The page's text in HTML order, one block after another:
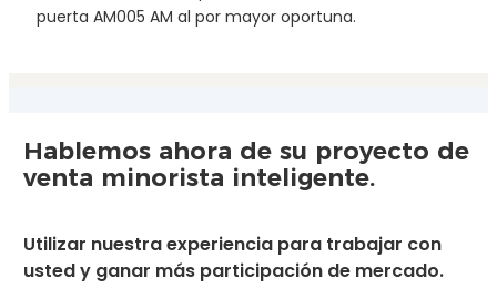
puerta AM005 AM al por mayor oportuna.
Hablemos ahora de su proyecto de
venta minorista inteligente.
Utilizar nuestra experiencia para trabajar con
usted y ganar más participación de mercado.